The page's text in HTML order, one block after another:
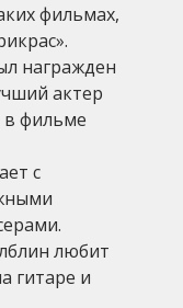
фильмах,
награжден
актер
в фильме
с
любит
гитаре и